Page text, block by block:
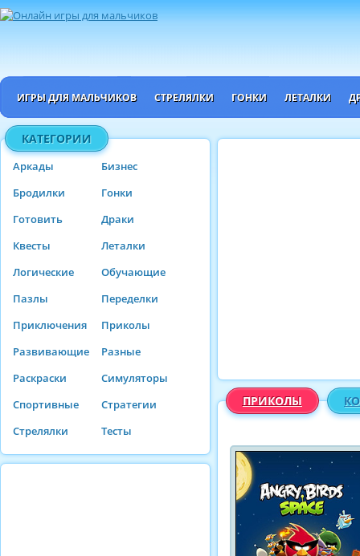
ИГРЫ ДЛЯ МАЛЬЧИКОВ СТРЕЛЯЛКИ ГОНКИ ЛЕТАЛКИ
КАТЕГОРИИ
Аркады
Бизнес
Бродилки
Гонки
Готовить
Драки
Квесты
Леталки
Логические
Обучающие
Пазлы
Переделки
Приключения
Приколы
Развивающие
Разные
Раскраски
Симуляторы
Спортивные
Стратегии
Стрелялки
Тесты
ПРИКОЛЫ